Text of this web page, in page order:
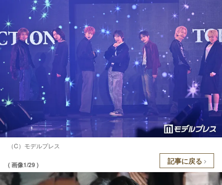
（C）モデルプレス
( 画像1/29 ) 記事に戻る